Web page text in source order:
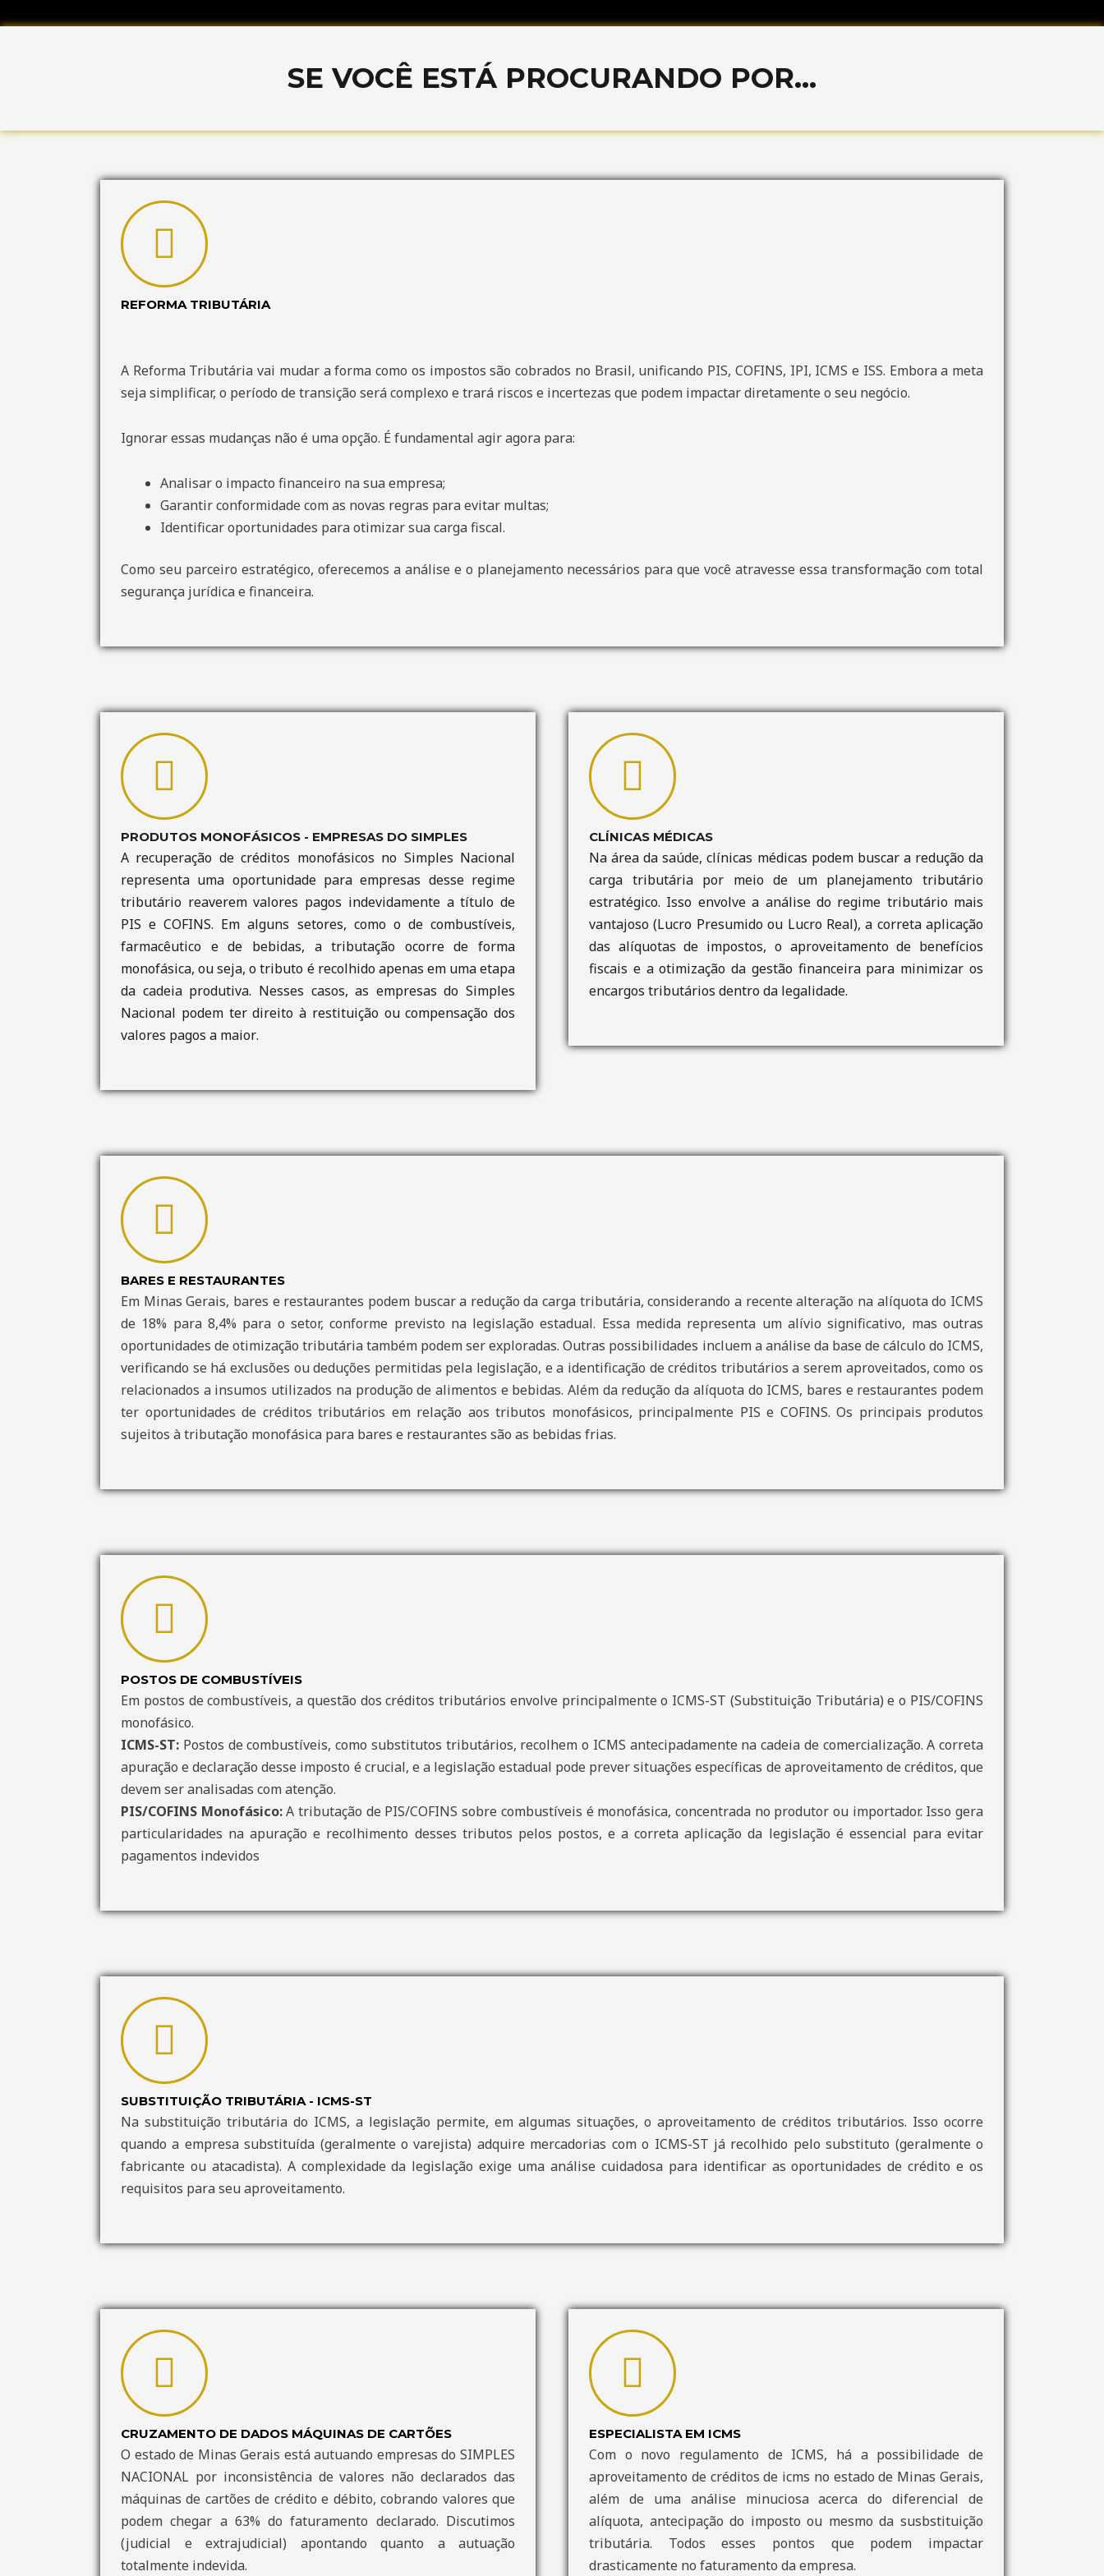
SE VOCÊ ESTÁ PROCURANDO POR...
REFORMA TRIBUTÁRIA
A Reforma Tributária vai mudar a forma como os impostos são cobrados no Brasil, unificando PIS, COFINS, IPI, ICMS e ISS. Embora a meta
seja simplificar, o período de transição será complexo e trará riscos e incertezas que podem impactar diretamente o seu negócio.
Ignorar essas mudanças não é uma opção. É fundamental agir agora para:
Analisar o impacto financeiro na sua empresa;
Garantir conformidade com as novas regras para evitar multas;
Identificar oportunidades para otimizar sua carga fiscal.
Como seu parceiro estratégico, oferecemos a análise e o planejamento necessários para que você atravesse essa transformação com total
segurança jurídica e financeira.
PRODUTOS MONOFÁSICOS - EMPRESAS DO SIMPLES
A recuperação de créditos monofásicos no Simples Nacional
representa uma oportunidade para empresas desse regime
tributário reaverem valores pagos indevidamente a título de
PIS e COFINS. Em alguns setores, como o de combustíveis,
farmacêutico e de bebidas, a tributação ocorre de forma
monofásica, ou seja, o tributo é recolhido apenas em uma etapa
da cadeia produtiva. Nesses casos, as empresas do Simples
Nacional podem ter direito à restituição ou compensação dos
valores pagos a maior.
CLÍNICAS MÉDICAS
Na área da saúde, clínicas médicas podem buscar a redução da
carga tributária por meio de um planejamento tributário
estratégico. Isso envolve a análise do regime tributário mais
vantajoso (Lucro Presumido ou Lucro Real), a correta aplicação
das alíquotas de impostos, o aproveitamento de benefícios
fiscais e a otimização da gestão financeira para minimizar os
encargos tributários dentro da legalidade.
BARES E RESTAURANTES
Em Minas Gerais, bares e restaurantes podem buscar a redução da carga tributária, considerando a recente alteração na alíquota do ICMS
de 18% para 8,4% para o setor, conforme previsto na legislação estadual. Essa medida representa um alívio significativo, mas outras
oportunidades de otimização tributária também podem ser exploradas. Outras possibilidades incluem a análise da base de cálculo do ICMS,
verificando se há exclusões ou deduções permitidas pela legislação, e a identificação de créditos tributários a serem aproveitados, como os
relacionados a insumos utilizados na produção de alimentos e bebidas. Além da redução da alíquota do ICMS, bares e restaurantes podem
ter oportunidades de créditos tributários em relação aos tributos monofásicos, principalmente PIS e COFINS. Os principais produtos
sujeitos à tributação monofásica para bares e restaurantes são as bebidas frias.
POSTOS DE COMBUSTÍVEIS
Em postos de combustíveis, a questão dos créditos tributários envolve principalmente o ICMS-ST (Substituição Tributária) e o PIS/COFINS
monofásico.
ICMS-ST: Postos de combustíveis, como substitutos tributários, recolhem o ICMS antecipadamente na cadeia de comercialização. A correta
apuração e declaração desse imposto é crucial, e a legislação estadual pode prever situações específicas de aproveitamento de créditos, que
devem ser analisadas com atenção.
PIS/COFINS Monofásico:A tributação de PIS/COFINS sobre combustíveis é monofásica, concentrada no produtor ou importador. Isso gera
particularidades na apuração e recolhimento desses tributos pelos postos, e a correta aplicação da legislação é essencial para evitar
pagamentos indevidos
SUBSTITUIÇÃO TRIBUTÁRIA - ICMS-ST
Na substituição tributária do ICMS, a legislação permite, em algumas situações, o aproveitamento de créditos tributários. Isso ocorre
quando a empresa substituída (geralmente o varejista) adquire mercadorias com o ICMS-ST já recolhido pelo substituto (geralmente o
fabricante ou atacadista). A complexidade da legislação exige uma análise cuidadosa para identificar as oportunidades de crédito e os
requisitos para seu aproveitamento.
CRUZAMENTO DE DADOS MÁQUINAS DE CARTÕES
O estado de Minas Gerais está autuando empresas do SIMPLES
NACIONAL por inconsistência de valores não declarados das
máquinas de cartões de crédito e débito, cobrando valores que
podem chegar a 63% do faturamento declarado. Discutimos
(judicial e extrajudicial) apontando quanto a autuação
totalmente indevida.
ESPECIALISTA EM ICMS
Com o novo regulamento de ICMS, há a possibilidade de
aproveitamento de créditos de icms no estado de Minas Gerais,
além de uma análise minuciosa acerca do diferencial de
alíquota, antecipação do imposto ou mesmo da susbstituição
tributária. Todos esses pontos que podem impactar
drasticamente no faturamento da empresa.